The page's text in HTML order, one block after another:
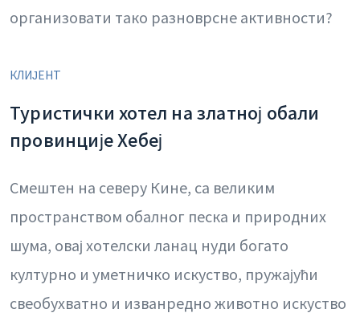
организовати тако разноврсне активности?
КЛИЈЕНТ
Туристички хотел на златној обали
провинције Хебеј
Смештен на северу Кине, са великим
пространством обалног песка и природних
шума, овај хотелски ланац нуди богато
културно и уметничко искуство, пружајући
свеобухватно и изванредно животно искуство